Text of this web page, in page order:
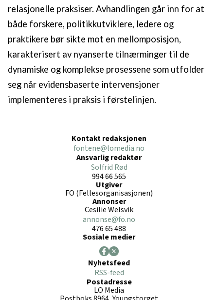
relasjonelle praksiser. Avhandlingen går inn for at
både forskere, politikkutviklere, ledere og
praktikere bør sikte mot en mellomposisjon,
karakterisert av nyanserte tilnærminger til de
dynamiske og komplekse prosessene som utfolder
seg når evidensbaserte intervensjoner
implementeres i praksis i førstelinjen.
Kontakt redaksjonen
fontene@lomedia.no
Ansvarlig redaktør
Solfrid Rød
994 66 565
Utgiver
FO (Fellesorganisasjonen)
Annonser
Cesilie Welsvik
annonse@fo.no
476 65 488
Sosiale medier
Nyhetsfeed
RSS-feed
Postadresse
LO Media